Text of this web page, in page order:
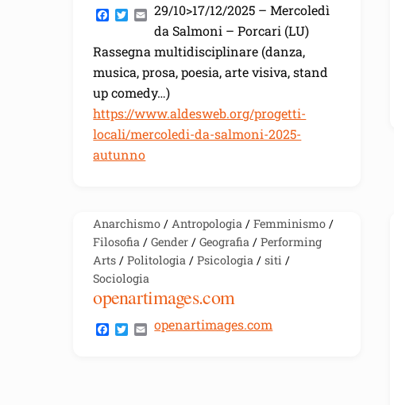
F
e
b
o
o
k
T
t
t
e
r
E
m
i
l
29/10>17/12/2025 – Mercoledì
da Salmoni – Porcari (LU)
Rassegna multidisciplinare (danza,
musica, prosa, poesia, arte visiva, stand
up comedy…)
https://www.aldesweb.org/progetti-
locali/mercoledi-da-salmoni-2025-
autunno
Anarchismo / Antropologia / Femminismo /
Filosofia / Gender / Geografia / Performing
Arts / Politologia / Psicologia / siti /
Sociologia
openartimages.com
F T Eopenartimages.com